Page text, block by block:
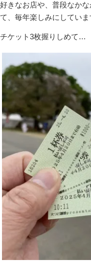
好きなお店や、普段なか
て、毎年楽しみにしていま
チケット3枚握りしめて…